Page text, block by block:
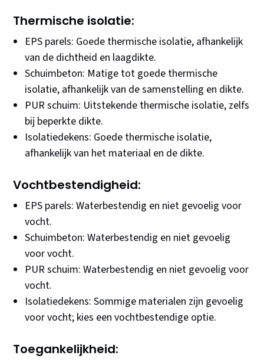
Thermische isolatie:
EPS parels: Goede thermische isolatie, afhankelijk
van de dichtheid en laagdikte.
Schuimbeton: Matige tot goede thermische
isolatie, afhankelijk van de samenstelling en dikte.
PUR schuim: Uitstekende thermische isolatie, zelfs
bij beperkte dikte.
Isolatiedekens: Goede thermische isolatie,
afhankelijk van het materiaal en de dikte.
Vochtbestendigheid:
EPS parels: Waterbestendig en niet gevoelig voor
vocht.
Schuimbeton: Waterbestendig en niet gevoelig
voor vocht.
PUR schuim: Waterbestendig en niet gevoelig voor
vocht.
Isolatiedekens: Sommige materialen zijn gevoelig
voor vocht; kies een vochtbestendige optie.
Toegankelijkheid: